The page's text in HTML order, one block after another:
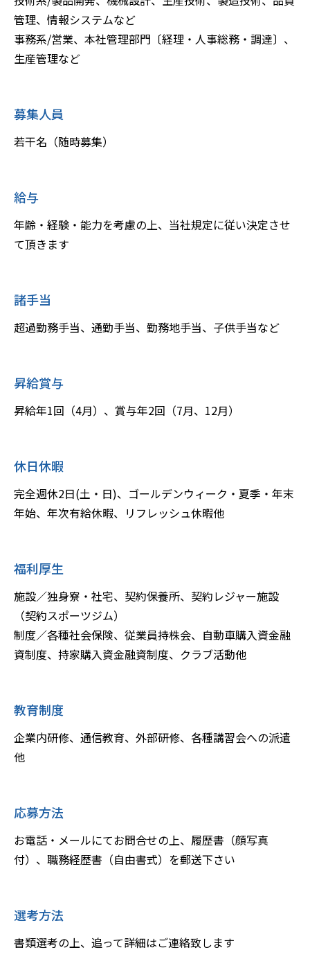
管理、情報システムなど
事務系/営業、本社管理部門〔経理・人事総務・調達〕、
生産管理など
募集人員
若干名（随時募集）
給与
年齢・経験・能力を考慮の上、当社規定に従い決定させ
て頂きます
諸手当
超過勤務手当、通勤手当、勤務地手当、子供手当など
昇給賞与
昇給年1回（4月）、賞与年2回（7月、12月）
休日休暇
完全週休2日(土・日)、ゴールデンウィーク・夏季・年末
年始、年次有給休暇、リフレッシュ休暇他
福利厚生
施設／独身寮・社宅、契約保養所、契約レジャー施設
（契約スポーツジム）
制度／各種社会保険、従業員持株会、自動車購入資金融
資制度、持家購入資金融資制度、クラブ活動他
教育制度
企業内研修、通信教育、外部研修、各種講習会への派遣
他
応募方法
お電話・メールにてお問合せの上、履歴書（顔写真
付）、職務経歴書（自由書式）を郵送下さい
選考方法
書類選考の上、追って詳細はご連絡致します